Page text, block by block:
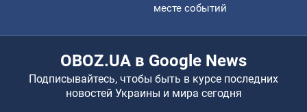
месте событий
OBOZ.UA в Google News
Подписывайтесь, чтобы быть в курсе последних
новостей Украины и мира сегодня